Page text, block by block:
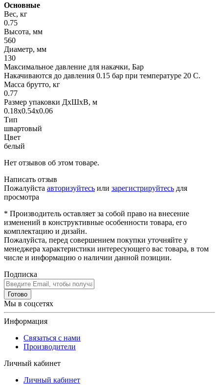
Основные
Вес, кг
0.75
Высота, мм
560
Диаметр, мм
130
Максимальное давление для накачки, Бар
Накачиваются до давления 0.15 бар при температуре 20 С.
Масса брутто, кг
0.77
Размер упаковки ДхШхВ, м
0.18x0.54x0.06
Тип
швартовый
Цвет
белый
Нет отзывов об этом товаре.
Написать отзыв
Пожалуйста авторизуйтесь или зарегистрируйтесь для
просмотра
* Производитель оставляет за собой право на внесение
изменений в конструктивные особенности товара, его
комплектацию и дизайн.
Пожалуйста, перед совершением покупки уточняйте у
менеджера характеристики интересующего вас товара, в том
числе и информацию о наличии данной позиции.
Подписка
Готово
Мы в соцсетях
Информация
Связаться с нами
Производители
Личный кабинет
Личный кабинет